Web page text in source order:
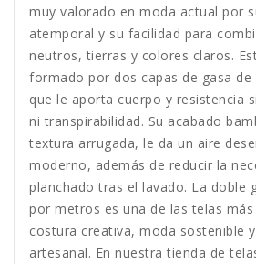
muy valorado en moda actual por
atemporal y su facilidad para
neutros, tierras y colores claros.
formado por dos capas de gasa
que le aporta cuerpo y resistencia
ni transpirabilidad. Su acabado
textura arrugada, le da un aire
moderno, además de reducir la
planchado tras el lavado. La doble
por metros es una de las telas
costura creativa, moda sostenible
artesanal. En nuestra tienda de